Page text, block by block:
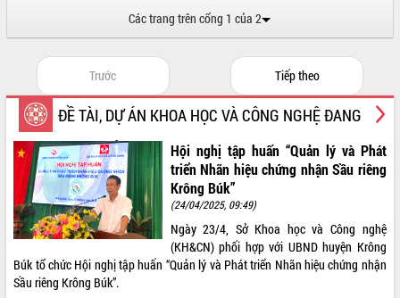
Hội thảo khoa học “Giải pháp thúc đẩy
phát triển nền kinh tế xanh tại tỉnh
Tăng cường giám sát, đôn đốc thực
hiện nhiệm vụ quản lý tài sản công
hàng tuần
Tháo gỡ những vướng mắc, đẩy mạnh
công tác cải cách thủ tục hành chính
tại Trung tâm Phục vụ hành chính
công tỉnh
Đắk Lắk: Tôn vinh 46 giải pháp tại Hội
thi Sáng tạo Kỹ thuật 2024 - 2025
Đắk Lắk rà soát, điều chỉnh Đề án 190
về phát triển nuôi trồng thủy sản
Phó Chủ tịch UBND tỉnh Đắk Lắk
Các trang trên cổng 1 của 2
Trước Tiếp theo
ĐỀ TÀI, DỰ ÁN KHOA HỌC VÀ CÔNG NGHỆ ĐANG
THỰC HIỆN
Hội nghị tập huấn “Quản lý và Phát
triển Nhãn hiệu chứng nhận Sầu riêng
Krông Búk”
(24/04/2025, 09:49)
Ngày 23/4, Sở Khoa học và Công nghệ
(KH&CN) phối hợp với UBND huyện Krông
Búk tổ chức Hội nghị tập huấn “Quản lý và Phát triển Nhãn hiệu chứng nhận
Sầu riêng Krông Búk”.